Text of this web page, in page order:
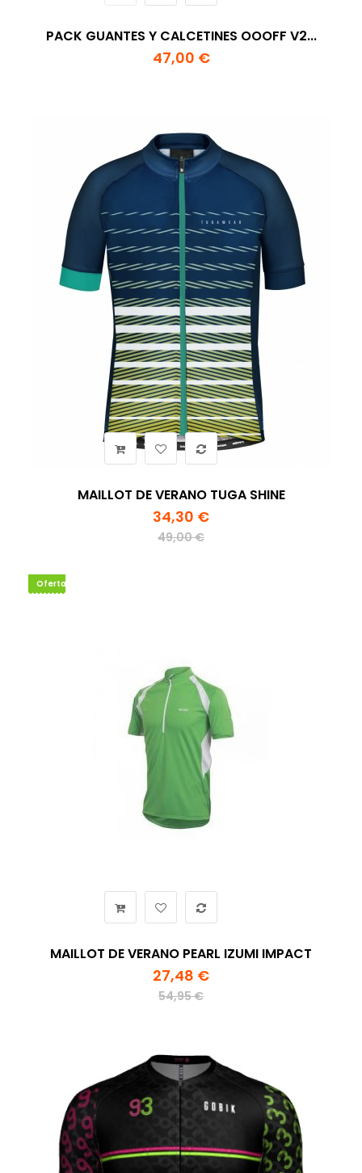
PACK GUANTES Y CALCETINES OOOFF V2...
47,00 €
MAILLOT DE VERANO TUGA SHINE
34,30 €
49,00 €
Oferta
MAILLOT DE VERANO PEARL IZUMI IMPACT
27,48 €
54,95 €